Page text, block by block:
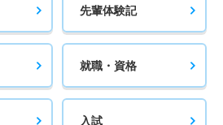
先輩体験記
就職・資格
入試